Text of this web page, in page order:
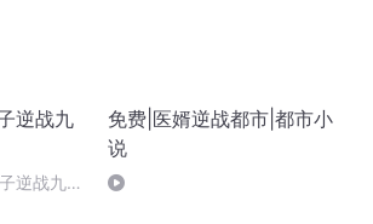
逆战九
逆战九
免费|医婿逆战都市|都市小
说